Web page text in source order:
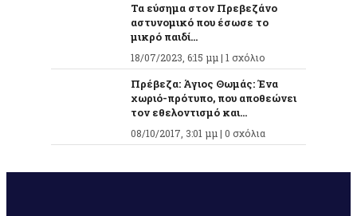
Τα εύσημα στον Πρεβεζάνο
αστυνομικό που έσωσε το
μικρό παιδί...
18/07/2023, 6:15 μμ | 1 σχόλιο
Πρέβεζα: Άγιος Θωμάς: Ένα
χωριό-πρότυπο, που αποθεώνει
τον εθελοντισμό και...
08/10/2017, 3:01 μμ | 0 σχόλια